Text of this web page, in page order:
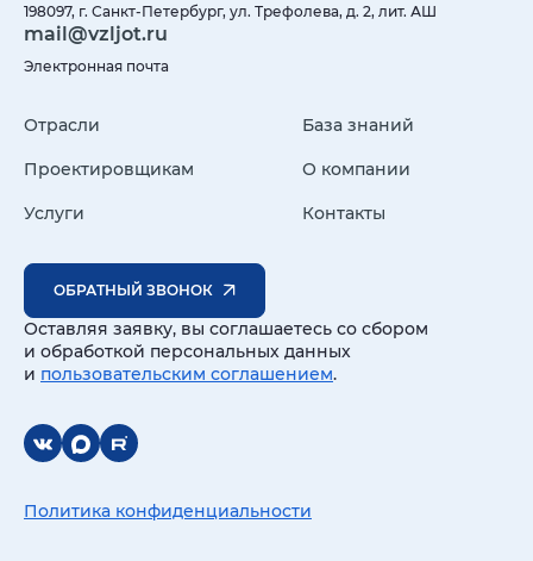
198097, г. Санкт-Петербург, ул. Трефолева, д. 2, лит. АШ
mail@vzljot.ru
Электронная почта
Отрасли
Проектировщикам
Услуги
База знаний
О компании
Контакты
ОБРАТНЫЙ ЗВОНОК
Оставляя заявку, вы соглашаетесь со сбором
и обработкой персональных данных
и пользовательским соглашением.
Политика конфиденциальности